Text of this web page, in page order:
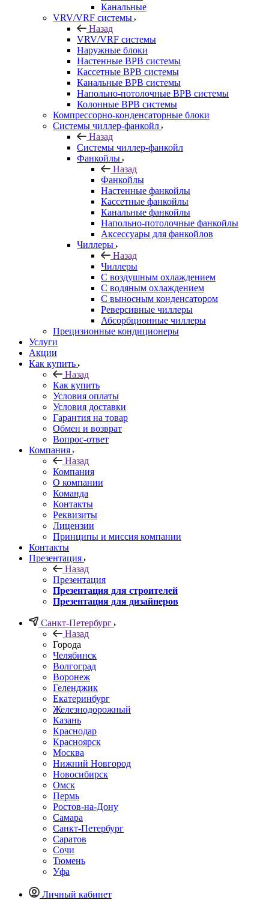
Канальные
VRV/VRF системы
Назад
VRV/VRF системы
Наружные блоки
Настенные ВРВ системы
Кассетные ВРВ системы
Канальные ВРВ системы
Напольно-потолочные ВРВ системы
Колонные ВРВ системы
Компрессорно-конденсаторные блоки
Системы чиллер-фанкойл
Назад
Системы чиллер-фанкойл
Фанкойлы
Назад
Фанкойлы
Настенные фанкойлы
Кассетные фанкойлы
Канальные фанкойлы
Напольно-потолочные фанкойлы
Аксессуары для фанкойлов
Чиллеры
Назад
Чиллеры
С воздушным охлаждением
С водяным охлаждением
С выносным конденсатором
Реверсивные чиллеры
Абсорбционные чиллеры
Прецизионные кондиционеры
Услуги
Акции
Как купить
Назад
Как купить
Условия оплаты
Условия доставки
Гарантия на товар
Обмен и возврат
Вопрос-ответ
Компания
Назад
Компания
О компании
Команда
Контакты
Реквизиты
Лицензии
Принципы и миссия компании
Контакты
Презентация
Назад
Презентация
Презентация для строителей
Презентация для дизайнеров
Санкт-Петербург
Назад
Города
Челябинск
Волгоград
Воронеж
Геленджик
Екатеринбург
Железнодорожный
Казань
Краснодар
Красноярск
Москва
Нижний Новгород
Новосибирск
Омск
Пермь
Ростов-на-Дону
Самара
Санкт-Петербург
Саратов
Сочи
Тюмень
Уфа
Личный кабинет